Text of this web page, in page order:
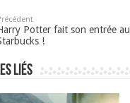
Potter fait son entrée au
!
liés